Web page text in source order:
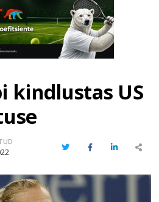
kindlustas US
TwitterFacebookLinkedInShare